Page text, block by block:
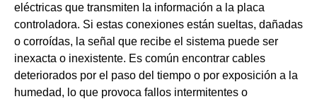
eléctricas que transmiten la información a la placa
controladora. Si estas conexiones están sueltas, dañadas
o corroídas, la señal que recibe el sistema puede ser
inexacta o inexistente. Es común encontrar cables
deteriorados por el paso del tiempo o por exposición a la
humedad, lo que provoca fallos intermitentes o